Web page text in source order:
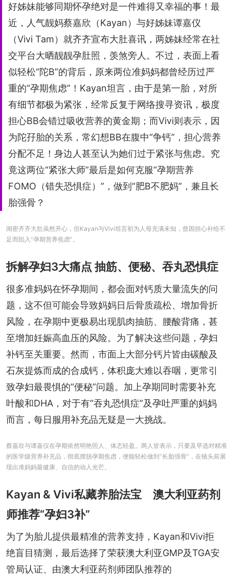
好姊妹能够同期怀孕绝对是一件难得又幸福的事！最
近，人气靓妈蔡嘉欣（Kayan）与好姊妹谭嘉仪
（Vivi Tam）就齐齐宣布大肚喜讯，两姊妹经常在社
交平台大晒靓靓孕肚照，羡煞旁人。不过，表面上看
似轻松“陀B”的背后，原来两位准妈妈都曾经历过严
重的“孕期焦虑”！Kayan坦言，由于是第一胎，对所
有细节都极为紧张，经常反复于网络搜寻资讯，极度
担心BB会错过吸收营养的黄金期；而Vivi则表示，因
为陀孖胎的关系，常幻想BB在腹中“争钙”，担心营养
分配不足！身边人甚至认为她们过于紧张与焦虑。究
竟这两位“紧张大师”最后是如何克服“孕期营养
FOMO（错失恐惧症）”，做到“肥B不肥妈”，兼且长
胎强骨？
闺密齐齐大肚虽然开心，但Kayan与Vivi坦言初为人母充满未知，曾因担心补给不
足而陷入“孕期营养焦虑”。
拆解孕妇3大痛点 抽筋、便秘、吞丸恐惧症
很多准妈妈在怀孕期间，都会面对钙质大量流失的问
题，这不但可能会导致妈妈日后骨质疏松、增加骨折
风险，在孕期中更极易出现肌肉抽筋、腰酸背痛，甚
至增加妊娠高血压的风险。为了解决这些问题，孕妇
补钙至关重要。然而，市面上大部分钙片皆由碳酸及
石灰提炼而成的合成钙，体积庞大难以吞咽，更常引
致孕妇最畏惧的“便秘”问题。加上孕期同时需要补充
叶酸和DHA，对于有“吞丸恐惧症”及孕吐严重的妈妈
而言，每日服用补充品无疑是一大挑战。
蔡嘉欣与谭嘉仪在孕期依然明艳照人、体态轻盈。两人皆表示，只要及早选对精准
的医学级营养补充品，彻底摆脱孕期焦虑，便能轻松做到“长胎强骨”，在镜头前展
现出准妈妈最健康、自信的动人光芒。
Kayan & Vivi私藏养胎法宝 澳大利亚药剂
师推荐“孕妇3补”
为了为胎儿提供最精准的营养支持，Kayan和Vivi拒
绝盲目猜测，最后选择了荣获澳大利亚GMP及TGA安
管局认证、由澳大利亚药剂师团队推荐的